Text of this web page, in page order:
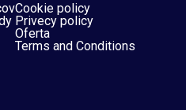
Cookie policy
Privecy policy
Oferta
Terms and Conditions